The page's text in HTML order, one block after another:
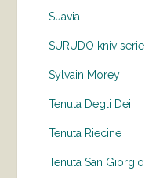
Suavia
SURUDO kniv serie
Sylvain Morey
Tenuta Degli Dei
Tenuta Riecine
Tenuta San Giorgio